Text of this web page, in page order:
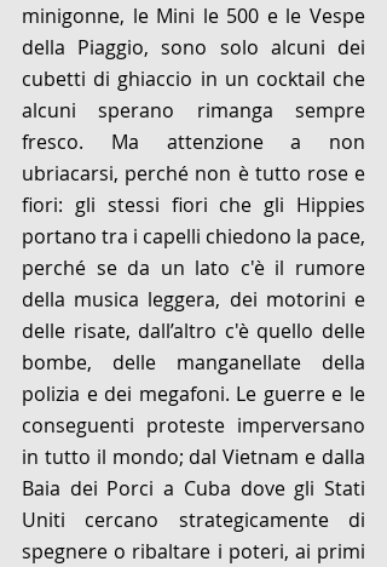
minigonne, le Mini le 500 e le Vespe
della Piaggio, sono solo alcuni dei
cubetti di ghiaccio in un cocktail che
alcuni sperano rimanga sempre
fresco. Ma attenzione a non
ubriacarsi, perché non è tutto rose e
fiori: gli stessi fiori che gli Hippies
portano tra i capelli chiedono la pace,
perché se da un lato c'è il rumore
della musica leggera, dei motorini e
delle risate, dall’altro c'è quello delle
bombe, delle manganellate della
polizia e dei megafoni. Le guerre e le
conseguenti proteste imperversano
in tutto il mondo; dal Vietnam e dalla
Baia dei Porci a Cuba dove gli Stati
Uniti cercano strategicamente di
spegnere o ribaltare i poteri, ai primi